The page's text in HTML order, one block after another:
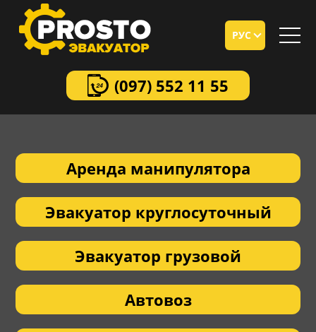
РУС
(097) 552 11 55
Аренда манипулятора
Эвакуатор круглосуточный
Эвакуатор грузовой
Автовоз